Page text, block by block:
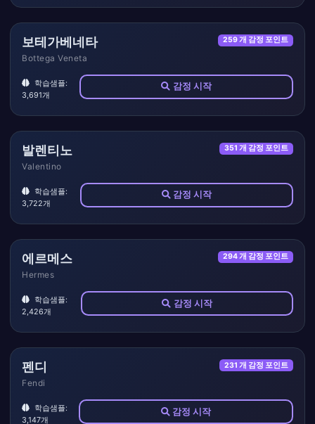
보테가베네타
Bottega Veneta
259 개 감정 포인트
학습샘플:
3,691개
감정 시작
발렌티노
Valentino
351 개 감정 포인트
학습샘플:
3,722개
감정 시작
에르메스
Hermes
294 개 감정 포인트
학습샘플:
2,426개
감정 시작
펜디
Fendi
231 개 감정 포인트
학습샘플:
3,147개
감정 시작